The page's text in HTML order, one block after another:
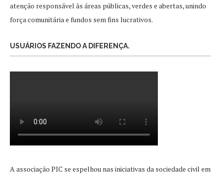
atenção responsável às áreas públicas, verdes e abertas, unindo
força comunitária e fundos sem fins lucrativos.
USUÁRIOS FAZENDO A DIFERENÇA.
A associação PIC se espelhou nas iniciativas da sociedade civil em